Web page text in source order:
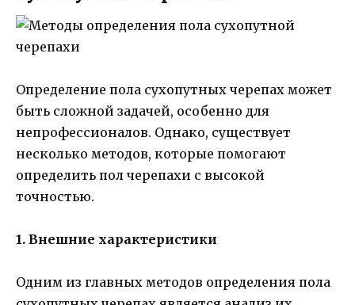
Определение пола сухопутных черепах может
быть сложной задачей, особенно для
непрофессионалов. Однако, существует
несколько методов, которые помогают
определить пол черепахи с высокой
точностью.
1. Внешние характеристики
Одним из главных методов определения пола